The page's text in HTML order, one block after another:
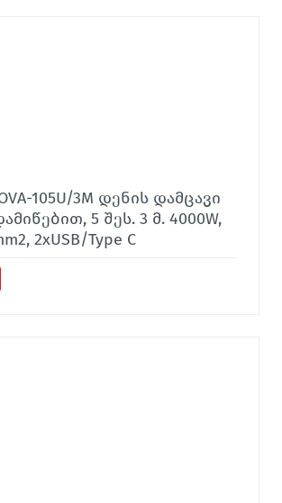
105U/3M დენის დამცავი
5 შეს. 3 მ. 4000W,
2xUSB/Type C